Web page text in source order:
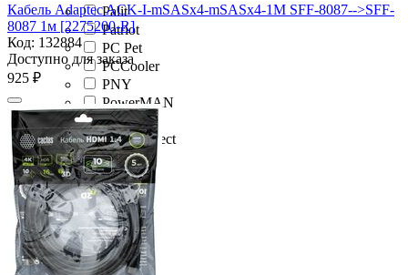
Palit
Patriot
PC Pet
PCCooler
PNY
PowerMAN
Premier
PROconnect
Promise
Raskat
Redline
Rombica
Samsung
Sapphire
Seagate
Кабель Adaptec ACK-I-mSASx4-mSASx4-1M SFF-8087-->SFF-
8087 1м [2275200-R]
Код: 132884
Доступно для заказа
‍925‍ ₽